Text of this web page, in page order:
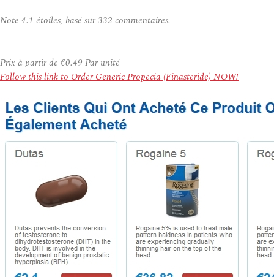
Note 4.1 étoiles, basé sur332 commentaires.
Prix à partir de €0.49 Par unité
Follow this link to Order Generic Propecia (Finasteride) NOW!